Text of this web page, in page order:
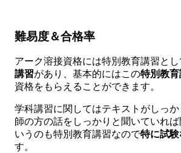
難易度＆合格率
アーク溶接資格には特別教育講習とし
講習があり、基本的にはこの特別教育
資格をもらえることができます。
学科講習に関してはテキストがしっ
師の方の話をしっかりと聞いていれ
いうのも特別教育講習なので特に試
す。